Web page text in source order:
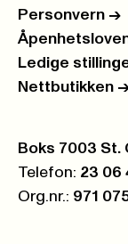
Personvern ->
Ledige
Nettbutikken -
Postboks:
Boks 7003 St.
Telefon: 23 06
Org.nr.: 971